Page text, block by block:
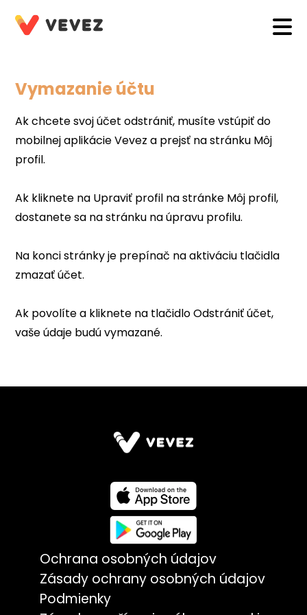
Vymazanie účtu
Ochrana osobných údajov
Zásady ochrany osobných údajov
Podmienky